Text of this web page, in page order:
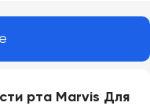
рта Marvis Для